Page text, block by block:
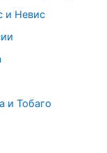
и Невис
и Тобаго